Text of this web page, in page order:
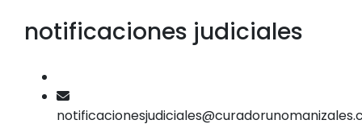
notificaciones judiciales